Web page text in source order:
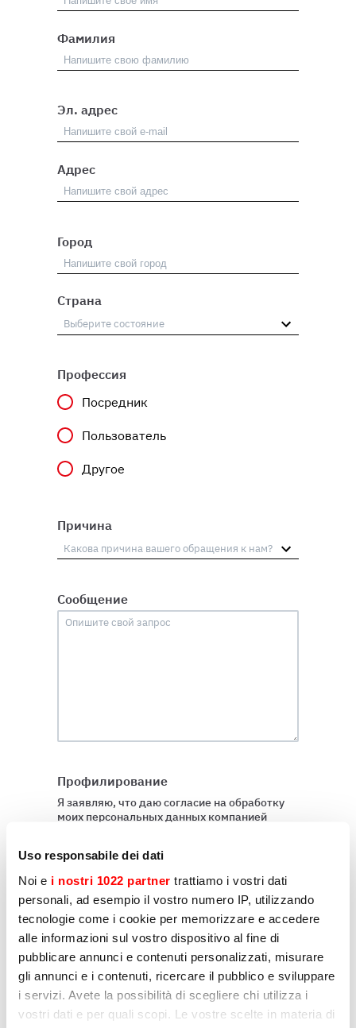
Uso responsabile dei dati
Noi e i nostri 1022 partner trattiamo i vostri dati
personali, ad esempio il vostro numero IP, utilizzando
tecnologie come i cookie per memorizzare e accedere
alle informazioni sul vostro dispositivo al fine di
pubblicare annunci e contenuti personalizzati, misurare
gli annunci e i contenuti, ricercare il pubblico e sviluppare
i servizi. Avete la possibilità di scegliere chi utilizza i
vostri dati e per quali scopi. Le vostre scelte in materia di
Фамилия
Эл. адрес
Адрес
Город
Страна
Профессия
Посредник
Пользователь
Другое
Причина
Сообщение
Профилирование
Я заявляю, что даю согласие на обработку
моих персональных данных компанией
D) и E) Политики конфиденциальности.
Да
Нет
Маркетинг
Я заявляю, что даю согласие на обработку
моих персональных данных компанией